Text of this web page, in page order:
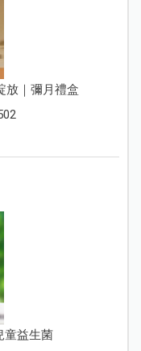
放｜彌月禮盒
童益生菌